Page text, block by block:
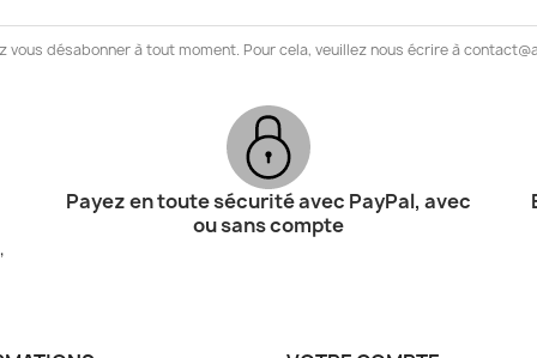
vous désabonner à tout moment. Pour cela, veuillez nous écrire à
Payez en toute sécurité avec PayPal, avec
ou sans compte